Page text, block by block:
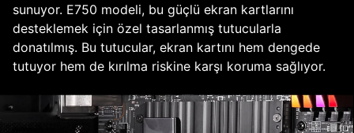
sunuyor. E750 modeli, bu güçlü ekran kartlarını
desteklemek için özel tasarlanmış tutucularla
donatılmış. Bu tutucular, ekran kartını hem dengede
tutuyor hem de kırılma riskine karşı koruma sağlıyor.